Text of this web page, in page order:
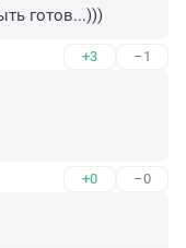
готов...)))
+3 –1
+0 –0